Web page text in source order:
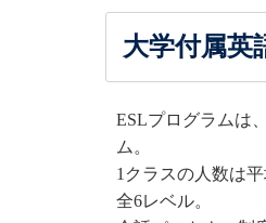
大学付属英
ESLプログラムは
ム。
1クラスの人数は平
全6レベル。